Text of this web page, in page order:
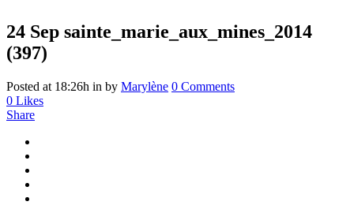
24 Sep sainte_marie_aux_mines_2014
(397)
Posted at 18:26h in by Marylène 0 Comments
0 Likes
Share